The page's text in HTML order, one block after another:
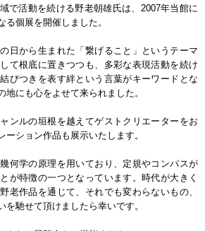
で活動を続ける野老朝雄氏は、2007年当館に
個展を開催しました。
日から生まれた「繋げること」というテーマ
て根底に置きつつも、多彩な表現活動を続け
びつきを表す絆という言葉がキーワードとな
地にも心をよせて来られました。
ンルの垣根を越えてゲストクリエーターをお
ション作品も展示いたします。
何学の原理を用いており、定規やコンパスが
が特徴の一つとなっています。時代が大きく
老作品を通じて、それでも変わらないもの、
馳せて頂けましたら幸いです。